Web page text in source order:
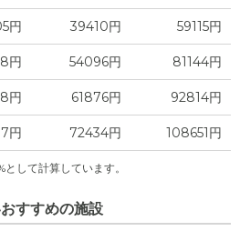
円 39410円 59115円
円 54096円 81144円
円 61876円 92814円
円 72434円 108651円
して計算しています。
すすめの施設